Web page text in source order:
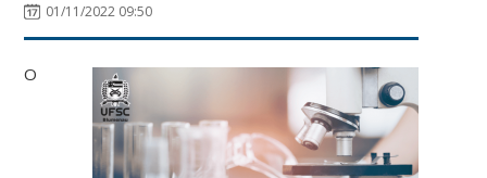
01/11/2022 09:50
O